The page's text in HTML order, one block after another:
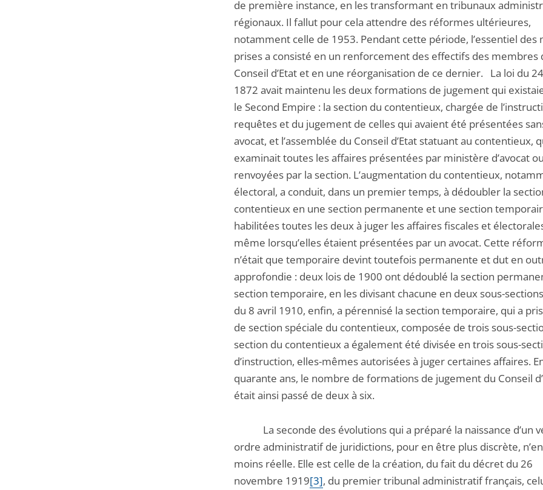
de première instance, en les transformant en tribunaux
régionaux. Il fallut pour cela attendre des réformes ultérieures,
notamment celle de 1953. Pendant cette période, l’essentiel des
prises a consisté en un renforcement des effectifs des membres
Conseil d’Etat et en une réorganisation de ce dernier. La loi du
1872 avait maintenu les deux formations de jugement qui
le Second Empire : la section du contentieux, chargée de
requêtes et du jugement de celles qui avaient été présentées
avocat, et l’assemblée du Conseil d’Etat statuant au contentieux,
examinait toutes les affaires présentées par ministère d’avocat ou
renvoyées par la section. L’augmentation du contentieux,
électoral, a conduit, dans un premier temps, à dédoubler la
contentieux en une section permanente et une section
habilitées toutes les deux à juger les affaires fiscales et
même lorsqu’elles étaient présentées par un avocat. Cette
n’était que temporaire devint toutefois permanente et dut en
approfondie : deux lois de 1900 ont dédoublé la section
section temporaire, en les divisant chacune en deux sous-
du 8 avril 1910, enfin, a pérennisé la section temporaire, qui a
de section spéciale du contentieux, composée de trois sous-
section du contentieux a également été divisée en trois sous-
d’instruction, elles-mêmes autorisées à juger certaines affaires.
quarante ans, le nombre de formations de jugement du Conseil
était ainsi passé de deux à six.
La seconde des évolutions qui a préparé la naissance d’un
ordre administratif de juridictions, pour en être plus discrète,
moins réelle. Elle est celle de la création, du fait du décret du 26
novembre 1919[3], du premier tribunal administratif français,